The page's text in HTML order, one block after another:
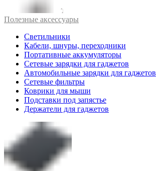
Полезные аксессуары
Светильники
Кабели, шнуры, переходники
Портативные аккумуляторы
Сетевые зарядки для гаджетов
Автомобильные зарядки для гаджетов
Сетевые фильтры
Коврики для мыши
Подставки под запястье
Держатели для гаджетов